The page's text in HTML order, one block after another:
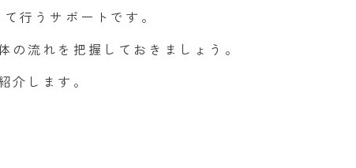
行うサポートです。
流れを把握しておきましょう。
介します。